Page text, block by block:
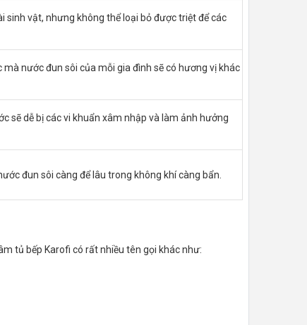
sinh vật, nhưng không thể loại bỏ được triệt để các
nước đun sôi của mỗi gia đình sẽ có hương vị khác
sẽ dễ bị các vi khuẩn xâm nhập và làm ảnh hưởng
đun sôi càng để lâu trong không khí càng bẩn.
tủ bếp Karofi có rất nhiều tên gọi khác như: